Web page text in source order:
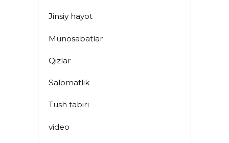
Jinsiy hayot
Munosabatlar
Qizlar
Salomatlik
Tush tabiri
video